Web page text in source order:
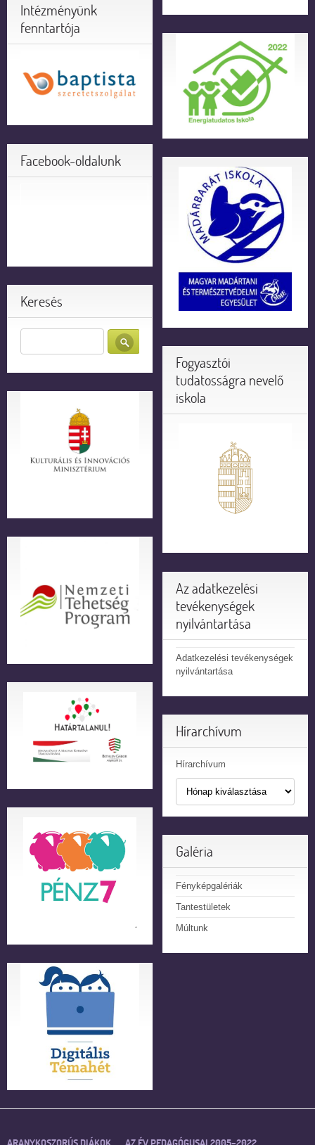
Intézményünk
fenntartója
Facebook-oldalunk
Keresés
Fogyasztói
tudatosságra nevelő
iskola
Az adatkezelési
tevékenységek
nyilvántartása
Adatkezelési tevékenységek
nyilvántartása
Hírarchívum
Hírarchívum
Galéria
Fényképgalériák
Tantestületek
Múltunk